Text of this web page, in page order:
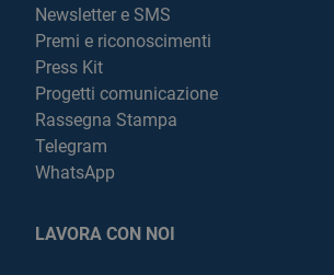
Newsletter e SMS
Premi e riconoscimenti
Press Kit
Progetti comunicazione
Rassegna Stampa
Telegram
WhatsApp
LAVORA CON NOI